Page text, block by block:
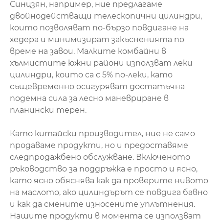
Синцзян, например, ние предлагаме
двойнодействащи телескопични цилиндри,
които позволяват по-бързо повдигане на
хедера и минимизират закъсненията по
време на завои. Малките комбайни в
хълмистите южни райони използват леки
цилиндри, които са с 5% по-леки, като
същевременно осигуряват достатъчна
подемна сила за лесно маневриране в
планински терен.
Като китайски производител, ние не само
продаваме продукти, но и предоставяме
следпродажбено обслужване. Включеното
ръководство за поддръжка е просто и ясно,
като ясно обяснява как да проверите нивото
на маслото, ако цилиндърът се повдига бавно
и как да смените износените уплътнения.
Нашите продукти в момента се използват